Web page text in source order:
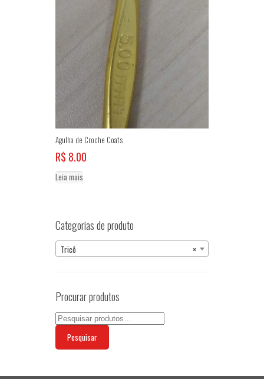
Agulha de Croche Coats
R$ 8.00
Leia mais
Categorias de produto
×
Tricô
Procurar produtos
Pesquisar